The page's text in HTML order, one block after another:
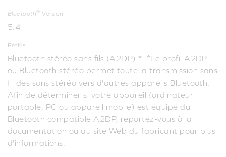
Bluetooth ® Version
5.4
Profils
Bluetooth stéréo sans fils (A2DP) *, *Le profil A2DP
ou Bluetooth stéréo permet toute la transmission sans
fil des sons stéréo vers d'autres appareils Bluetooth.
Afin de déterminer si votre appareil (ordinateur
portable, PC ou appareil mobile) est équipé du
Bluetooth compatible A2DP, reportez-vous à la
documentation ou au site Web du fabricant pour plus
d'informations.